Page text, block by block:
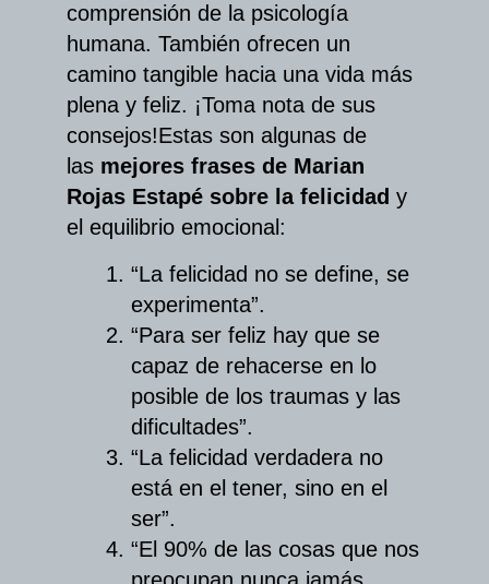
comprensión de la psicología
humana. También ofrecen un
camino tangible hacia una vida más
plena y feliz. ¡Toma nota de sus
consejos!Estas son algunas de
las mejores frases de Marian
Rojas Estapé sobre la felicidad y
el equilibrio emocional:
“La felicidad no se define, se
experimenta”.
“Para ser feliz hay que se
capaz de rehacerse en lo
posible de los traumas y las
dificultades”.
“La felicidad verdadera no
está en el tener, sino en el
ser”.
“El 90% de las cosas que nos